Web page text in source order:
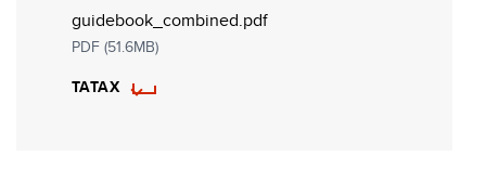
guidebook_combined.pdf
PDF (51.6MB)
ТАТАХ